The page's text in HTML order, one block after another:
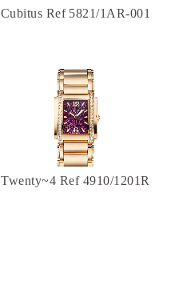
Cubitus Ref 5821/1AR-001
Twenty~4 Ref 4910/1201R